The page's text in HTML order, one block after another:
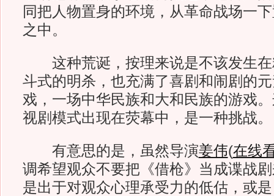
同把人物置身的环境，从革命战场一
之中。
这种荒诞，按理来说是不该发生在
斗式的明杀，也充满了喜剧和闹剧的
戏，一场中华民族和大和民族的游戏
视剧模式出现在荧幕中，是一种挑战。
有意思的是，虽然导演姜伟(在线
调希望观众不要把《借枪》当成谍战
是出于对观众心理承受力的低估，或